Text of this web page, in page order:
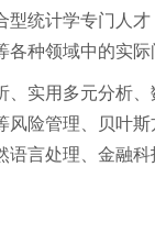
型统计学专门人
种领域中的实际
、实用多元分析
风险管理、贝叶
语言处理、金融